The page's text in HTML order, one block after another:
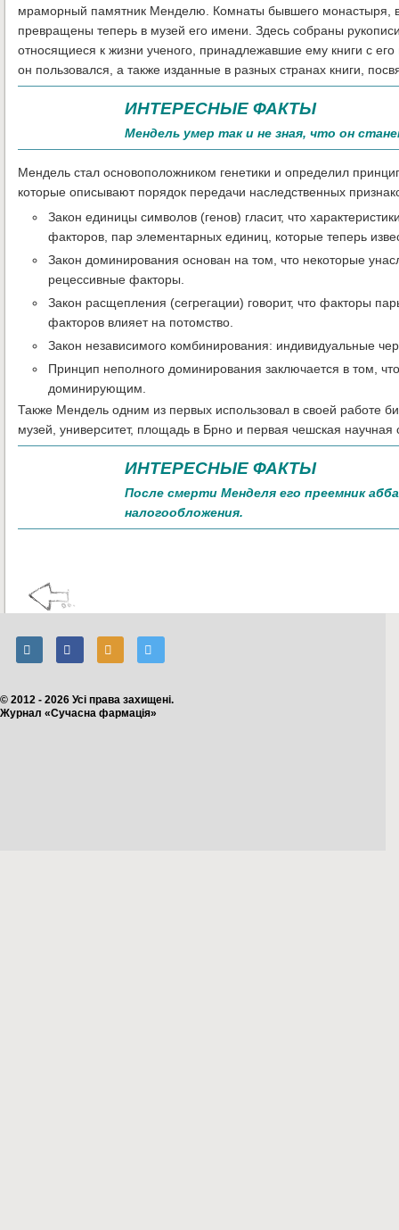
мраморный памятник Менделю. Комнаты бывшего монастыря,
превращены теперь в музей его имени. Здесь собраны
относящиеся к жизни ученого, принадлежавшие ему книги с
он пользовался, а также изданные в разных странах книги,
ИНТЕРЕСНЫЕ ФАКТЫ
Мендель умер так и не зная, что он
Мендель стал основоположником генетики и определил
которые описывают порядок передачи наследственных
Закон единицы символов (генов) гласит, что
факторов, пар элементарных единиц, которые теперь
Закон доминирования основан на том, что некоторые
рецессивные факторы.
Закон расщепления (сегрегации) говорит, что факторы
факторов влияет на потомство.
Закон независимого комбинирования: индивидуальные
Принцип неполного доминирования заключается в том,
доминирующим.
Также Мендель одним из первых использовал в своей работе
музей, университет, площадь в Брно и первая чешская научная
ИНТЕРЕСНЫЕ ФАКТЫ
После смерти Менделя его преемник
налогообложения.
© 2012 - 2026 Усі права захищені.
Журнал «Сучасна фармація»